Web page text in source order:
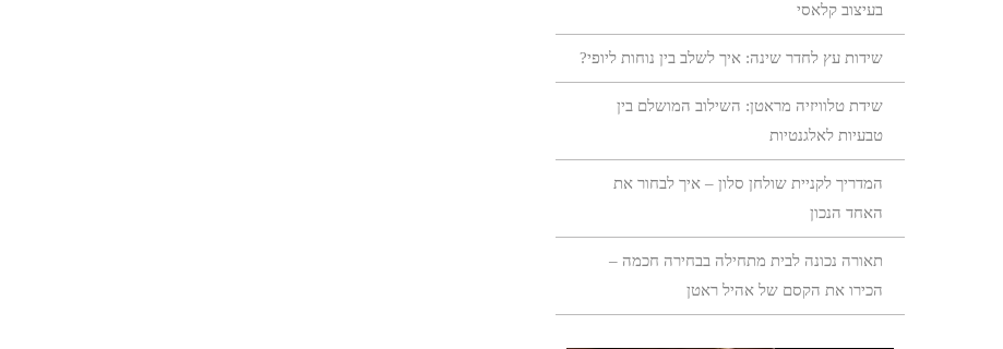
בעיצוב קלאסי
שידות עץ לחדר שינה: איך לשלב בין נוחות ליופי?
שידת טלוויזיה מראטן: השילוב המושלם בין
טבעיות לאלגנטיות
המדריך לקניית שולחן סלון – איך לבחור את
האחד הנכון
תאורה נכונה לבית מתחילה בבחירה חכמה –
הכירו את הקסם של אהיל ראטן